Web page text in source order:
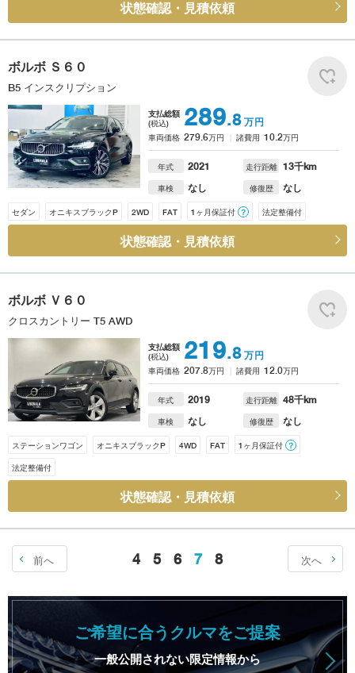
状態確認・見積依頼
ボルボ Ｓ６０
B5 インスクリプション
支払総額
(税込)
289.8 万円
車両価格 279.6万円 諸費用 10.2万円
年式 2021 走行距離 13千km
車検 なし 修復歴 なし
セダン オニキスブラックP 2WD FAT 1ヶ月保証付 ？ 法定整備付
状態確認・見積依頼
ボルボ Ｖ６０
クロスカントリー T5 AWD
支払総額
(税込)
219.8 万円
車両価格 207.8万円 諸費用 12.0万円
年式 2019 走行距離 48千km
車検 なし 修復歴 なし
ステーションワゴン オニキスブラックP 4WD FAT 1ヶ月保証付 ？
法定整備付
状態確認・見積依頼
前へ 4 5 6 7 8 次へ
ご希望に合うクルマをご提案
一般公開されない限定情報から